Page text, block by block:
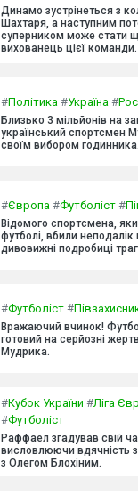
Динамо зустрінеться з
Шахтаря, а наступним
суперником може стати
вихованець цієї команди.
#Політика #Україна #
Близько 3 мільйонів на
український спортсмен
своїм вибором годинника.
#Європа #Футболіст #
Відомого спортсмена,
футболі, вбили неподалік
дивовижні подробиці
#Футболіст #
Вражаючий вчинок!
готовий на серйозні
Мудрика.
#Кубок України #Ліга
#Футболіст
Раффаел згадував свій
висловлюючи вдячність
з Олегом Блохіним.